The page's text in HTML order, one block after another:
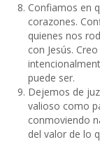
Confiamos en
corazones.
quienes nos
con Jesús.
puede ser.
Dejemos de
valioso como
conmoviendo
del valor de lo